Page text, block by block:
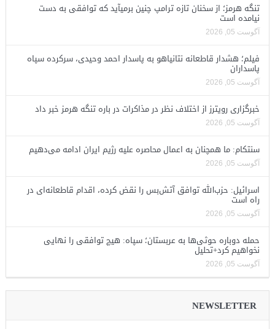
تنگه هرمز؛ از سخنان تازه ترامپ چنین برمیآید که توافقی به دست
نیامده است
آگوست 05, 2026
فیلم؛ هشدار قاطعانه نتانیاهو به پاسدار احمد وحیدی، سرکرده سپاه
پاسداران
آگوست 05, 2026
خبرگزاری رویترز از اختلاف نظر در مذاکرات در باره تنگه هرمز خبر داد
آگوست 05, 2026
سنتکام: ما همچنان به اعمال محاصره علیه رژیم ایران ادامه می‌دهیم
آگوست 05, 2026
اسرائیل: حزب‌الله توافق آتش‌بس را نقض کرده، اقدام قاطعانه‌ای در
راه است
آگوست 05, 2026
حمله دوباره حوثی‌ها به عربستان؛ سپاه: هیچ توافقی را نهایی
نخواهیم کرد+تحلیل
آگوست 05, 2026
NEWSLETTER